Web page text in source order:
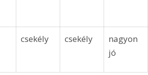
csekély csekély
nagyon
jó